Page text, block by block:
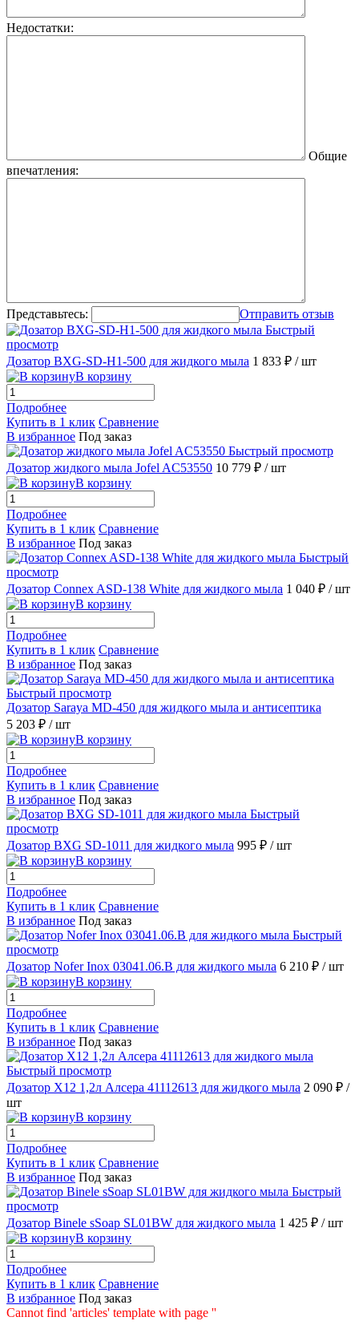
Недостатки:
Общие
впечатления:
Представьтесь:
Отправить отзыв
Быстрый
просмотр
Дозатор BXG-SD-H1-500 для жидкого мыла 1 833 ₽ / шт
В корзину
Подробнее
Купить в 1 клик Сравнение
В избранное Под заказ
Быстрый просмотр
Дозатор жидкого мыла Jofel AC53550 10 779 ₽ / шт
В корзину
Подробнее
Купить в 1 клик Сравнение
В избранное Под заказ
Быстрый
просмотр
Дозатор Connex ASD-138 White для жидкого мыла 1 040 ₽ / шт
В корзину
Подробнее
Купить в 1 клик Сравнение
В избранное Под заказ
Быстрый просмотр
Дозатор Saraya MD-450 для жидкого мыла и антисептика
5 203 ₽ / шт
В корзину
Подробнее
Купить в 1 клик Сравнение
В избранное Под заказ
Быстрый
просмотр
Дозатор BXG SD-1011 для жидкого мыла 995 ₽ / шт
В корзину
Подробнее
Купить в 1 клик Сравнение
В избранное Под заказ
Быстрый
просмотр
Дозатор Nofer Inox 03041.06.B для жидкого мыла 6 210 ₽ / шт
В корзину
Подробнее
Купить в 1 клик Сравнение
В избранное Под заказ
Быстрый просмотр
Дозатор X12 1,2л Алсера 41112613 для жидкого мыла 2 090 ₽ /
шт
В корзину
Подробнее
Купить в 1 клик Сравнение
В избранное Под заказ
Быстрый
просмотр
Дозатор Binele sSoap SL01BW для жидкого мыла 1 425 ₽ / шт
В корзину
Подробнее
Купить в 1 клик Сравнение
В избранное Под заказ
Cannot find 'articles' template with page ''